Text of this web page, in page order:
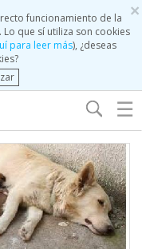
×
funcionamiento de la
que sí utiliza son cookies
para leer más), ¿deseas
☰